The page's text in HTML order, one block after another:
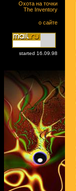
Охота на точки
The Inventory
о сайте
started 16.09.98